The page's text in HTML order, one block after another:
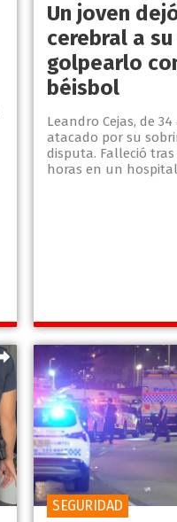
Un joven
cerebral a
golpearlo
béisbol
Leandro Cejas, de
atacado por su
disputa. Falleció
horas en un
SEGURIDAD